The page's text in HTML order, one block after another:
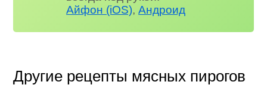
Айфон (iOS),Андроид
Другие рецепты мясных пирогов